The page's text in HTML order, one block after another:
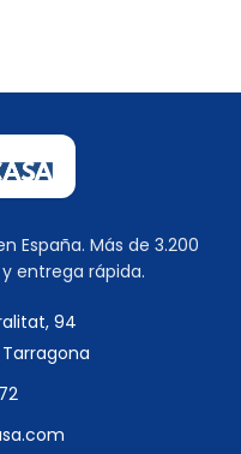
España. Más de 3.200
entrega rápida.
94